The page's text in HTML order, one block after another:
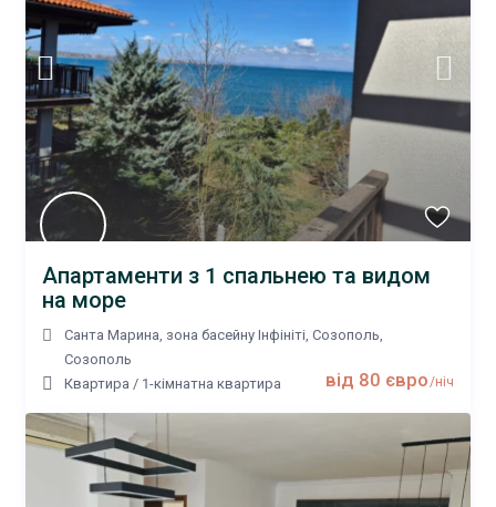
від 80 євро/ніч
Апартаменти з 1 спальнею та видом
на море
Санта Марина, зона басейну Інфініті, Созополь
Созополь
Квартира / 1-кімнатна квартира